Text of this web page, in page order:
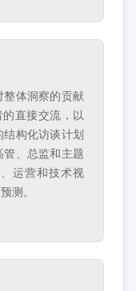
体洞察的贡献
直接交流，以
构化访谈计划
、总监和主题
运营和技术视
测。